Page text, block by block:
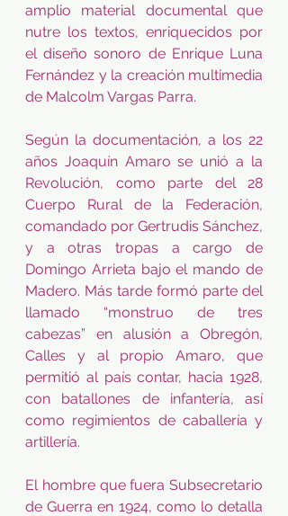
amplio material documental que
nutre los textos, enriquecidos por
el diseño sonoro de Enrique Luna
Fernández y la creación multimedia
de Malcolm Vargas Parra.
Según la documentación, a los 22
años Joaquín Amaro se unió a la
Revolución, como parte del 28
Cuerpo Rural de la Federación,
comandado por Gertrudis Sánchez,
y a otras tropas a cargo de
Domingo Arrieta bajo el mando de
Madero. Más tarde formó parte del
llamado “monstruo de tres
cabezas” en alusión a Obregón,
Calles y al propio Amaro, que
permitió al país contar, hacia 1928,
con batallones de infantería, así
como regimientos de caballería y
artillería.
El hombre que fuera Subsecretario
de Guerra en 1924, como lo detalla